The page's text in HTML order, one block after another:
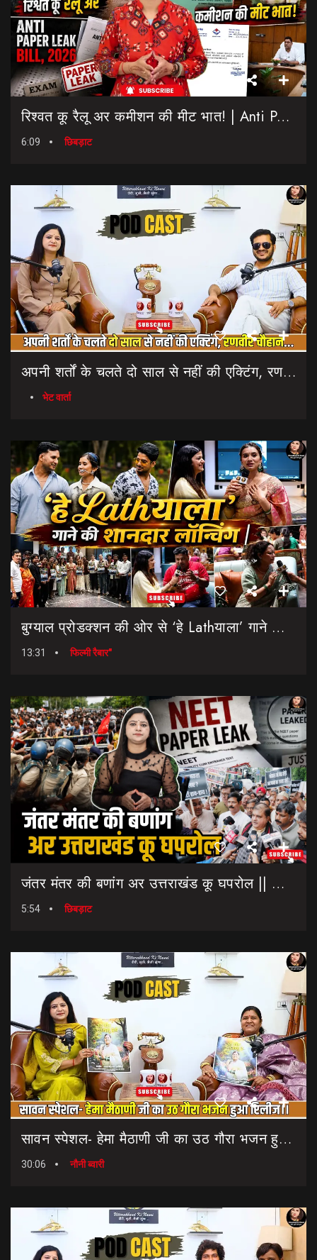
रिश्वत कू रैलू अर कमीशन की मीट भात! | Anti Paper Leak Bill 2026 | Saptahik Chhiprat
6:09 छिबड़ाट
अपनी शर्तों के चलते दो साल से नहीं की एक्टिंग, रणवीर चौहान || Uttarakhand Cinema Untold Secrets
भेट वार्ता
बुग्याल प्रोडक्शन की ओर से ‘हे Lathयाला’ गाने की शानदार लॉन्चिंग || Hey Lathyala || Garhwali Song
13:31 फिल्मी रैबार"
जंतर मंतर की बणांग अर उत्तराखंड कू घपरोल || NEET Paper Leak || Dharmendra Pradhan Resigns
5:54 छिबड़ाट
सावन स्पेशल- हेमा मैठाणी जी का उठ गौरा भजन हुआ रिलीज।। Sawan Special Bhajan || Uth Gaura Bhajan
30:06 नौनी ब्वारी